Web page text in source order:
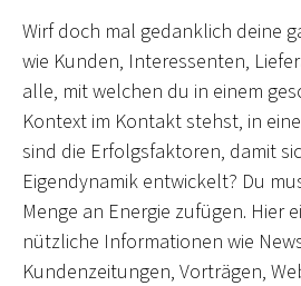
Wirf doch mal gedanklich deine
wie Kunden, Interessenten,
alle, mit welchen du in einem
Kontext im Kontakt stehst, in
sind die Erfolgsfaktoren, damit
Eigendynamik entwickelt? Du
Menge an Energie zufügen. Hier
nützliche Informationen wie
Kundenzeitungen, Vorträgen,